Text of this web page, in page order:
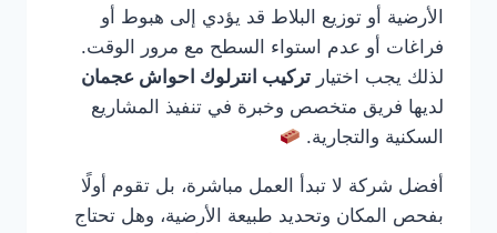
الأرضية أو توزيع البلاط قد يؤدي إلى هبوط أو
فراغات أو عدم استواء السطح مع مرور الوقت.
لذلك يجب اختيار تركيب انترلوك احواش عجمان
لديها فريق متخصص وخبرة في تنفيذ المشاريع
السكنية والتجارية.
أفضل شركة لا تبدأ العمل مباشرة، بل تقوم أولًا
بفحص المكان وتحديد طبيعة الأرضية، وهل تحتاج